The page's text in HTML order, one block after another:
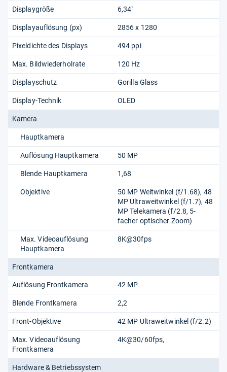
Displaygröße 6,34"
Displayauflösung (px) 2856 x 1280
Pixeldichte des Displays 494 ppi
Max. Bildwiederholrate 120 Hz
Displayschutz Gorilla Glass
Display-Technik OLED
Kamera
Hauptkamera
Auflösung Hauptkamera 50 MP
Blende Hauptkamera 1,68
Objektive
50 MP Weitwinkel (f/1.68), 48
MP Ultraweitwinkel (f/1.7), 48
MP Telekamera (f/2.8, 5-
facher optischer Zoom)
Max. Videoauflösung
Hauptkamera
8K@30fps
Frontkamera
Auflösung Frontkamera 42 MP
Blende Frontkamera 2,2
Front-Objektive 42 MP Ultraweitwinkel (f/2.2)
Max. Videoauflösung
Frontkamera
4K@30/60fps,
Hardware & Betriebssystem